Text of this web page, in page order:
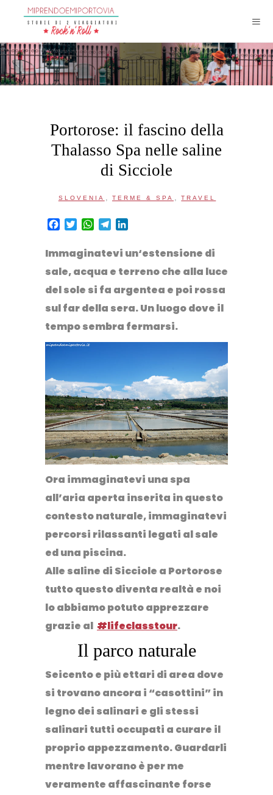
Portorose: il fascino della
Thalasso Spa nelle saline
di Sicciole
SLOVENIA , TERME & SPA , TRAVEL
Facebook
TwitterWhatsApp
Telegram
Immaginatevi un‘estensione di
sale, acqua e terrenoche alla luce
del sole si fa argentea e poi rossa
sul far della sera.Un luogo dove il
tempo sembra fermarsi.
Ora immaginatevi unaspa
all’aria aperta inserita in questo
contesto naturale, immaginatevi
percorsi rilassanti legati al sale
ed una piscina.
Alle saline di Sicciole a Portorose
tutto questo diventa realtà e noi
lo abbiamo potuto apprezzare
grazie al #lifeclasstour.
Il parco naturale
Seicento e più ettari di area dove
si trovano ancora i “casottini” in
legno dei salinari e gli stessi
salinari tutti occupati a curare il
proprio appezzamento. Guardarli
mentre lavorano è per me
veramente affascinante forse